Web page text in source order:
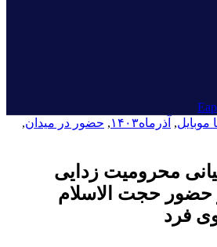
موبایل, آذرماه۱۴۰۳ , حضور در میدان,
محرومیت زدایی
حضور حجت الاسلام
فرد